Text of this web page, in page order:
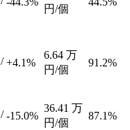
円/個
+4.1%
6.64 万
円/個
91.2%
-15.0%
36.41 万
円/個
87.1%